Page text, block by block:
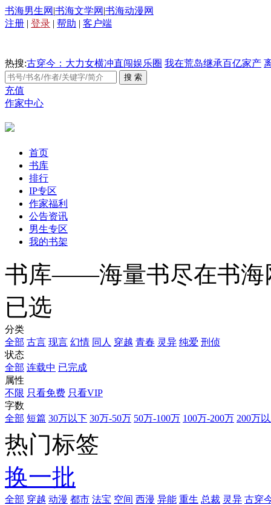
书海男生网 |书海文学网 |书海动漫网
注册 | 登录 | 帮助 | 客户端
热搜:古穿今：大力女横冲直闯娱乐圈 我在荒岛继承百亿家产
充值
作家中心
首页
书库
排行
IP专区
作家福利
公告资讯
男生专区
我的书架
书库——海量书尽在书海
已选
分类
全部 古言 现言 幻情 同人 穿越 青春 灵异 纯爱 刑侦
状态
全部 连载中 已完成
属性
不限 只看免费 只看VIP
字数
全部 短篇 30万以下 30万-50万 50万-100万 100万-200万 200万
热门标签
换一批
全部 穿越 动漫 都市 法宝 空间 西漫 异能 重生 总裁 灵异 古穿